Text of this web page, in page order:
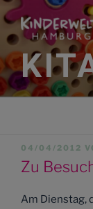
Zum
Inhalt
springen
AM
04/04/2012
Zu
Am Dienstag,